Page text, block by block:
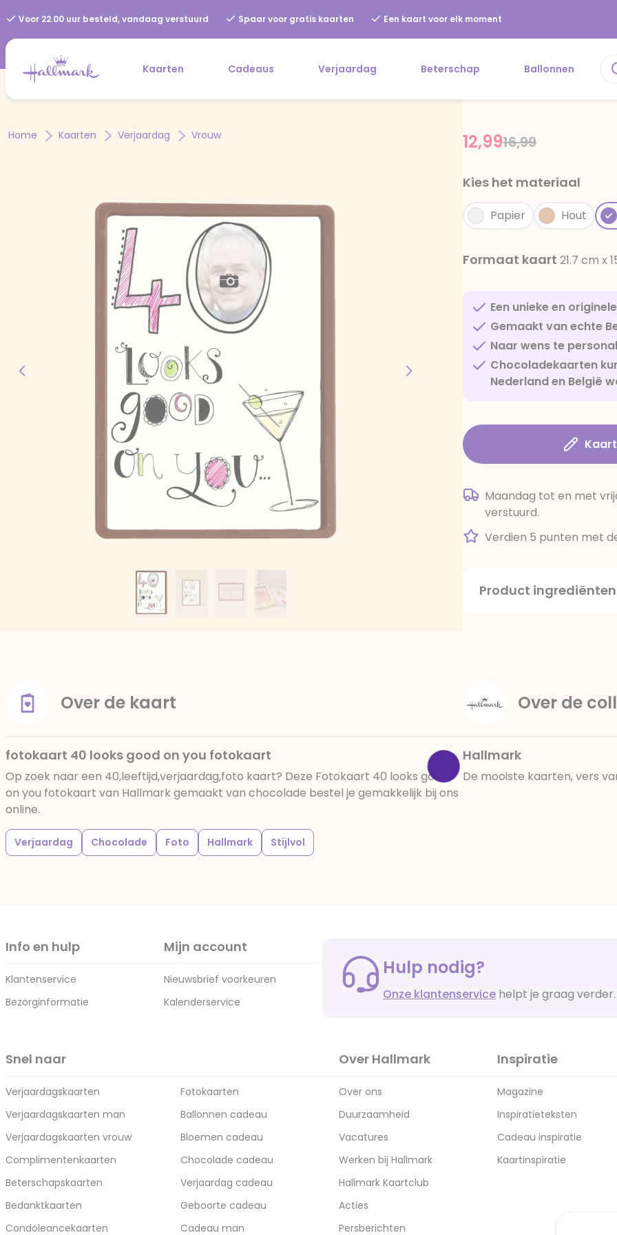
Voor 22.00 uur besteld, vandaag verstuurd Spaar voor gratis kaarten Een kaart voor elk moment
Kaarten Cadeaus Verjaardag Beterschap Ballonnen
Home Kaarten Verjaardag Vrouw Price reduced
16,99to
12,99
Kies het materiaal
Papier Hout
Formaat kaart 21.7 cm x
Een unieke en
Gemaakt van echte
Naar wens te
Chocoladekaarten
Nederland en België
Maandag tot en met
verstuurd.
Verdien 5 punten met
Product ingrediënten
beïnvloeden, E133, E151.
en droog bewaren.
Over de kaart
fotokaart 40 looks good on you fotokaart
Op zoek naar een 40,leeftijd,verjaardag,foto kaart? Deze Fotokaart 40 looks good
on you fotokaart van Hallmark gemaakt van chocolade bestel je gemakkelijk bij ons
online.
Verjaardag Chocolade Foto Hallmark Stijlvol
Over de
Hallmark
De mooiste kaarten, vers
Info en hulp
Klantenservice
Bezorginformatie
Mijn account
Nieuwsbrief voorkeuren
Kalenderservice
Hulp nodig?
Onze klantenservice helpt je graag verder.
Snel naar
Verjaardagskaarten
Verjaardagskaarten man
Verjaardagskaarten vrouw
Complimentenkaarten
Beterschapskaarten
Bedanktkaarten
Condoleancekaarten
Fotokaarten
Ballonnen cadeau
Bloemen cadeau
Chocolade cadeau
Verjaardag cadeau
Geboorte cadeau
Cadeau man
Over Hallmark
Over ons
Duurzaamheid
Vacatures
Werken bij Hallmark
Hallmark Kaartclub
Acties
Persberichten
Inspiratie
Magazine
Inspiratieteksten
Cadeau inspiratie
Kaartinspiratie